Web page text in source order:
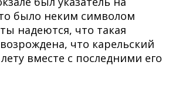
было неким символом
надеются, что такая
что карельский
вместе с последними его